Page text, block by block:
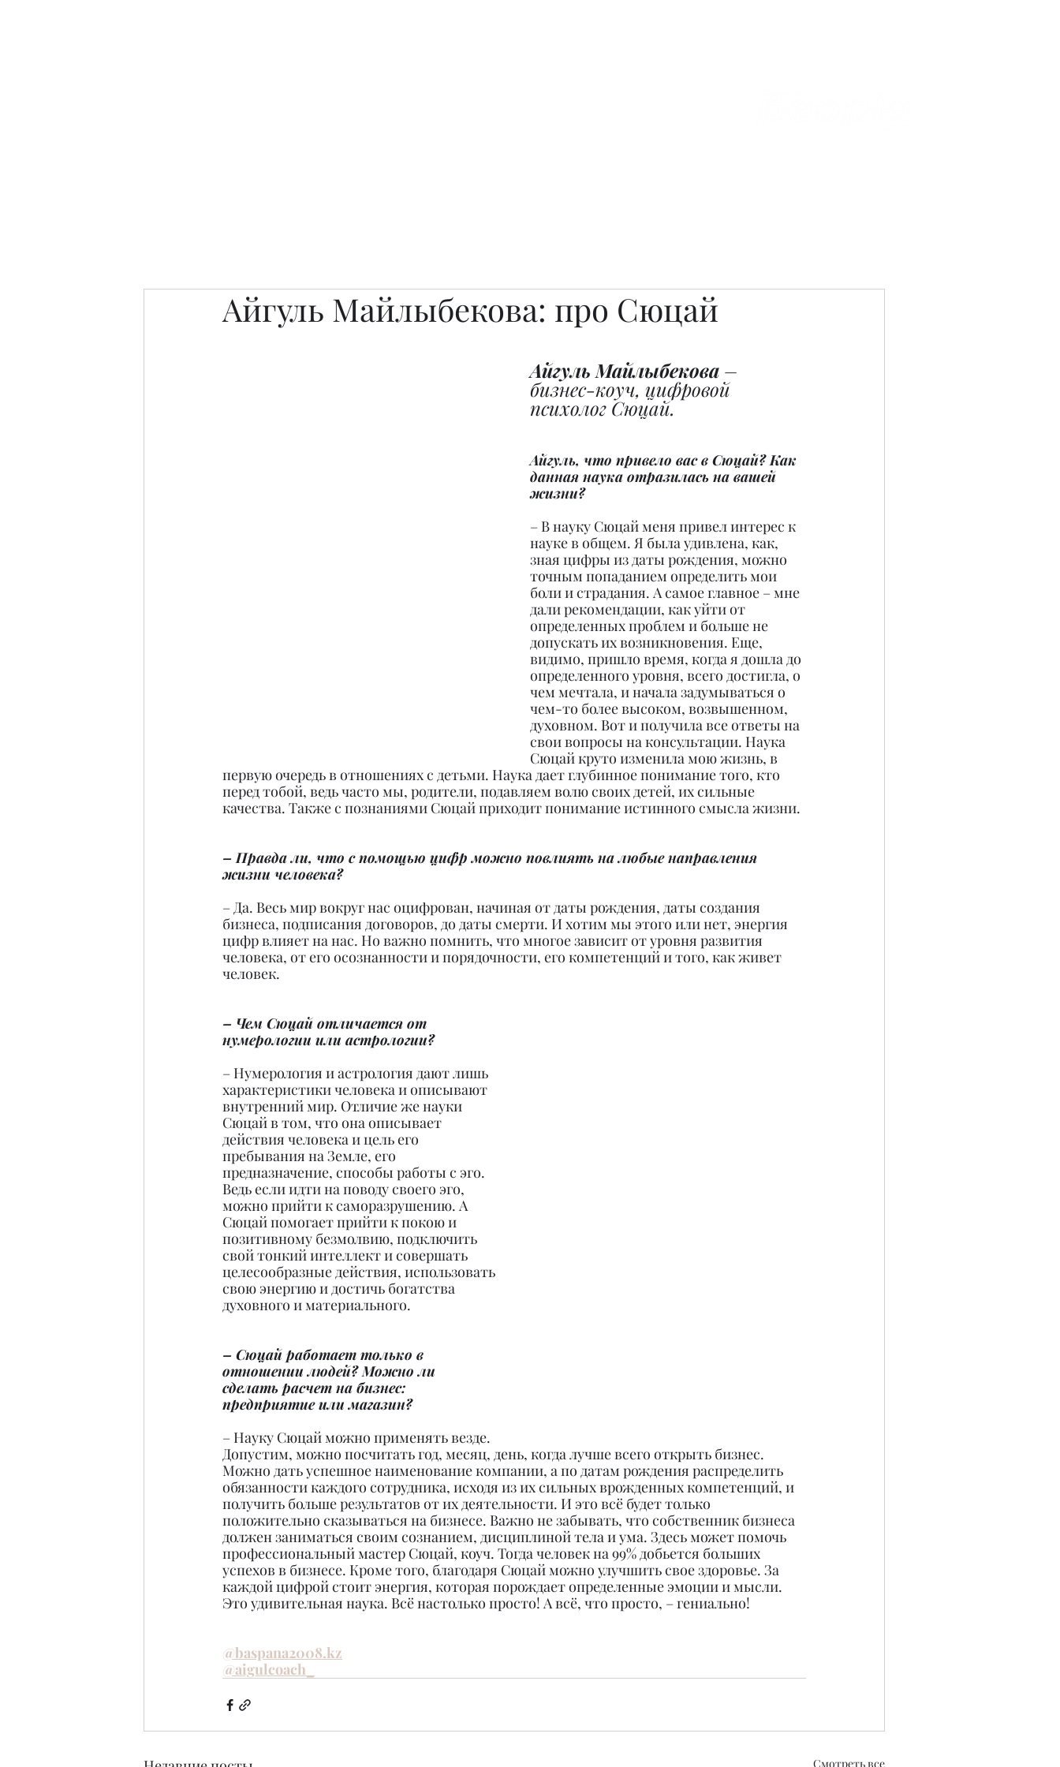
Айгуль Майлыбекова: про Сюцай
Айгуль Майлыбекова –
бизнес-коуч, цифровой
психолог Сюцай.
Айгуль, что привело вас в Сюцай? Как
данная наука отразилась на вашей
жизни?
– В науку Сюцай меня привел интерес к
науке в общем. Я была удивлена, как,
зная цифры из даты рождения, можно
точным попаданием определить мои
боли и страдания. А самое главное – мне
дали рекомендации, как уйти от
определенных проблем и больше не
допускать их возникновения. Еще,
видимо, пришло время, когда я дошла до
определенного уровня, всего достигла, о
чем мечтала, и начала задумываться о
чем-то более высоком, возвышенном,
духовном. Вот и получила все ответы на
свои вопросы на консультации. Наука
Сюцай круто изменила мою жизнь, в
первую очередь в отношениях с детьми. Наука дает глубинное понимание того, кто
перед тобой, ведь часто мы, родители, подавляем волю своих детей, их сильные
качества. Также с познаниями Сюцай приходит понимание истинного смысла жизни.
– Правда ли, что с помощью цифр можно повлиять на любые направления
жизни человека?
– Да. Весь мир вокруг нас оцифрован, начиная от даты рождения, даты создания
бизнеса, подписания договоров, до даты смерти. И хотим мы этого или нет, энергия
цифр влияет на нас. Но важно помнить, что многое зависит от уровня развития
человека, от его осознанности и порядочности, его компетенций и того, как живет
человек.
– Чем Сюцай отличается от
нумерологии или астрологии?
– Нумерология и астрология дают лишь
характеристики человека и описывают
внутренний мир. Отличие же науки
Сюцай в том, что она описывает
действия человека и цель его
пребывания на Земле, его
предназначение, способы работы с эго.
Ведь если идти на поводу своего эго,
можно прийти к саморазрушению. А
Сюцай помогает прийти к покою и
позитивному безмолвию, подключить
свой тонкий интеллект и совершать
целесообразные действия, использовать
свою энергию и достичь богатства
духовного и материального.
– Сюцай работает только в
отношении людей? Можно ли
сделать расчет на бизнес:
предприятие или магазин?
– Науку Сюцай можно применять везде.
Допустим, можно посчитать год, месяц, день, когда лучше всего открыть бизнес.
Можно дать успешное наименование компании, а по датам рождения распределить
обязанности каждого сотрудника, исходя из их сильных врожденных компетенций, и
получить больше результатов от их деятельности. И это всё будет только
положительно сказываться на бизнесе. Важно не забывать, что собственник бизнеса
должен заниматься своим сознанием, дисциплиной тела и ума. Здесь может помочь
профессиональный мастер Сюцай, коуч. Тогда человек на 99% добьется больших
успехов в бизнесе. Кроме того, благодаря Сюцай можно улучшить свое здоровье. За
каждой цифрой стоит энергия, которая порождает определенные эмоции и мысли.
Это удивительная наука. Всё настолько просто! А всё, что просто, – гениально!
@baspana2008.kz
@aigulcoach_
Смотреть все